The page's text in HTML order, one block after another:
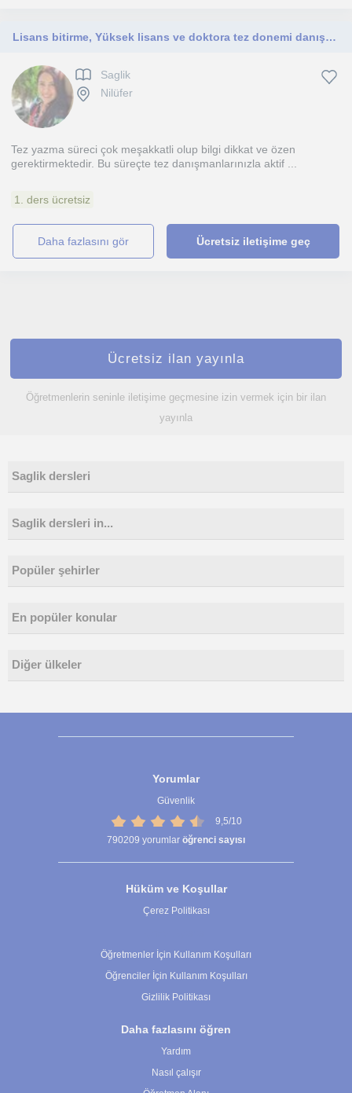
Lisans bitirme, Yüksek lisans ve doktora tez donemi danışmanlığı
Saglik
Nilüfer
Tez yazma süreci çok meşakkatli olup bilgi dikkat ve özen
gerektirmektedir. Bu süreçte tez danışmanlarınızla aktif ...
1. ders ücretsiz
daha fazlasını gör Ücretsiz iletişime geç
Ücretsiz ilan yayınla
Öğretmenlerin seninle iletişime geçmesine izin vermek için bir ilan
yayınla
Saglik dersleri
Saglik dersleri in...
Popüler şehirler
En popüler konular
Diğer ülkeler
Yorumlar
Güvenlik
9,5/10
790209 yorumlar öğrenci sayısı
Hüküm ve Koşullar
Çerez Politikası
Öğretmenler İçin Kullanım Koşulları
Öğrenciler İçin Kullanım Koşulları
Gizlilik Politikası
Daha fazlasını öğren
Yardım
Nasıl çalışır